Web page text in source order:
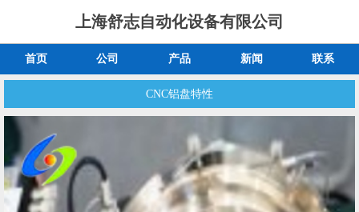
上海舒志自动化设备有限公司
首页 公司 产品 新闻 联系
CNC铝盘特性